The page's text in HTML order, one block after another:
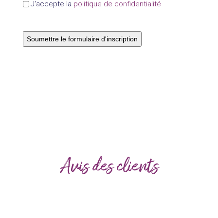
J'accepte la politique de confidentialité
Avis des clients